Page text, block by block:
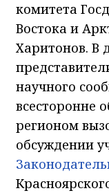
комитета
Востока и
Харитонов. В
научного
всесторонне
регионом
обсуждении